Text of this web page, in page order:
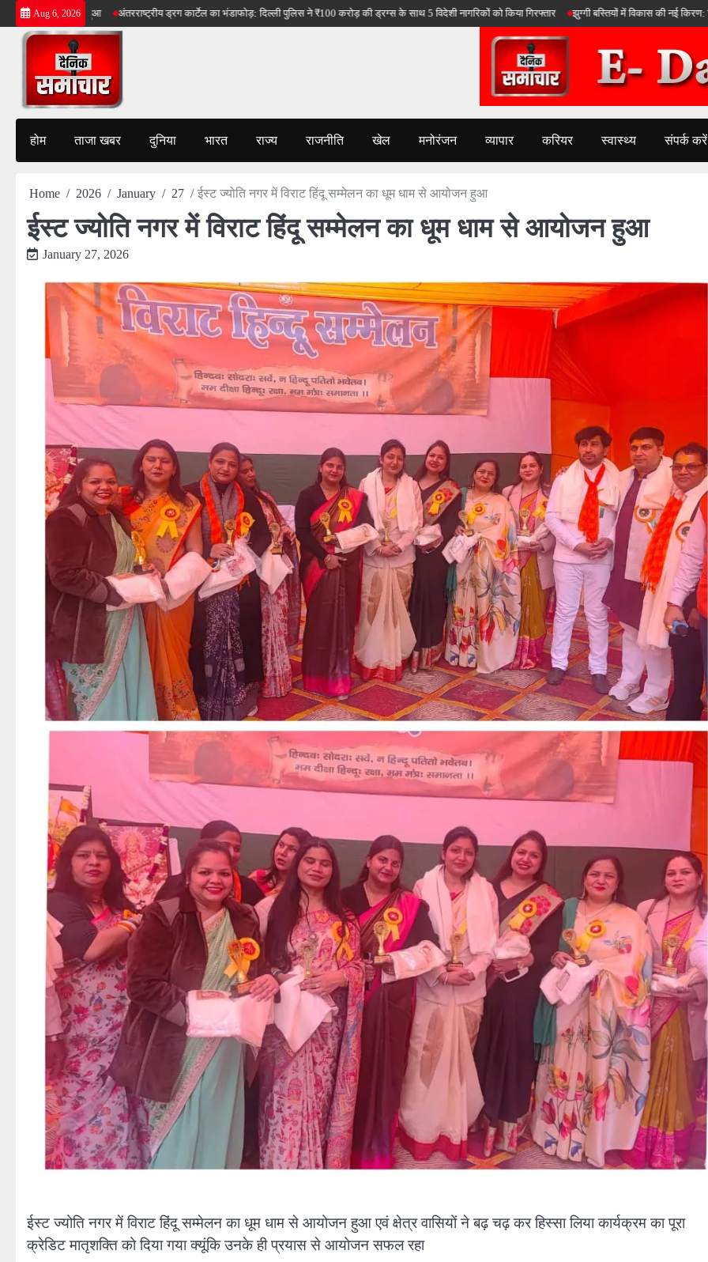
Skip
to
content
Aug 6, 2026
से आयोजन हुआ अंतरराष्ट्रीय ड्रग कार्टेल का भंडाफोड़: दिल्ली पुलिस ने ₹100 करोड़ की ड्रग्स के साथ 5 विदेशी नागरिकों को किया गिरफ्तार झुग्गी बस्तियों में विकास की नई किरण: दिल्ली
होम ताजा खबर दुनिया भारत राज्य राजनीति खेल मनोरंजन व्यापार करियर स्वास्थ्य संपर्क करें
Home 2026 January 27 ईस्ट ज्योति नगर में विराट हिंदू सम्मेलन का धूम धाम से आयोजन हुआ
ईस्ट ज्योति नगर में विराट हिंदू सम्मेलन का धूम धाम से आयोजन हुआ
January 27, 2026
ईस्ट ज्योति नगर में विराट हिंदू सम्मेलन का धूम धाम से आयोजन हुआ एवं क्षेत्र वासियों ने बढ़ चढ़ कर हिस्सा लिया कार्यक्रम का पूरा
क्रेडिट मातृशक्ति को दिया गया क्यूंकि उनके ही प्रयास से आयोजन सफल रहा